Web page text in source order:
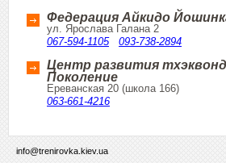
Федерация Айкидо
ул. Ярослава Галана 2
067-594-1105
093-738-2894
Центр развития
Поколение
Ереванская 20 (школа 166)
063-661-4216
info@trenirovka.kiev.ua